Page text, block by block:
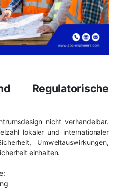
Regulatorische
nicht verhandelbar.
lokaler und internationaler
Umweltauswirkungen,
einhalten.